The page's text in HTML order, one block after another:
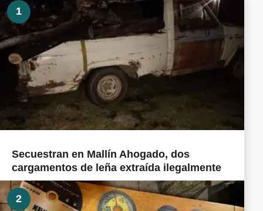
1
Secuestran en Mallín Ahogado, dos
cargamentos de leña extraída ilegalmente
2